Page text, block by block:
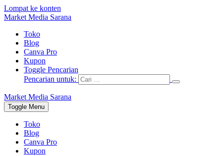
Lompat ke konten
Market Media Sarana
Toko
Blog
Canva Pro
Kupon
Toggle Pencarian
Pencarian untuk:
Market Media Sarana
Toggle Menu
Toko
Blog
Canva Pro
Kupon